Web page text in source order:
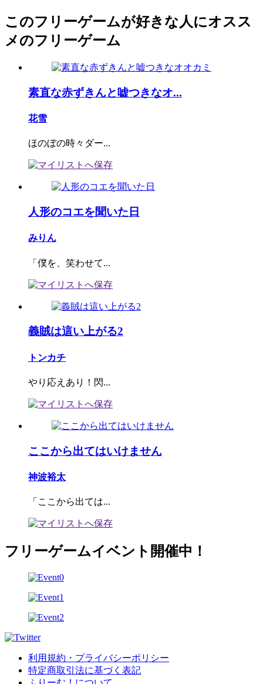
このフリーゲームが好きな人にオスス
メのフリーゲーム
素直な赤ずきんと嘘つきなオ...
花雪
ほのぼの時々ダー...
人形のコエを聞いた日
みりん
「僕を、笑わせて...
義賊は這い上がる2
トンカチ
やり応えあり！閃...
ここから出てはいけません
神波裕太
「ここから出ては...
フリーゲームイベント開催中！
利用規約・プライバシーポリシー
特定商取引法に基づく表記